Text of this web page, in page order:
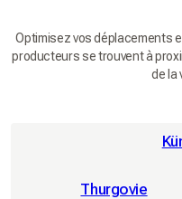
Optimisez vos déplacements
producteurs se trouvent à
de la
Thurgovie